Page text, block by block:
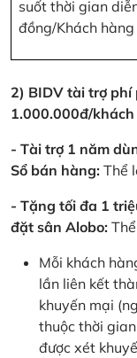
suốt thời gian
đồng/Khách hàng
2) BIDV tài trợ
1.000.000đ/
- Tài trợ 1 năm
Sổ bán hàng: Thể
- Tặng tối đa 1
đặt sân Alobo:
Mỗi khách
lần liên kết
khuyến mại
thuộc thời
được xét